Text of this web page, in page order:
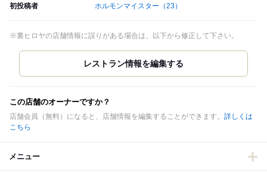
初投稿者 ホルモンマイスター （23）
※裏ヒロヤの店舗情報に誤りがある場合は、以下から修正して下さい。
この店舗のオーナーですか？
店舗会員（無料）になると、店舗情報を編集することができます。 詳しくは
こちら
メニュー